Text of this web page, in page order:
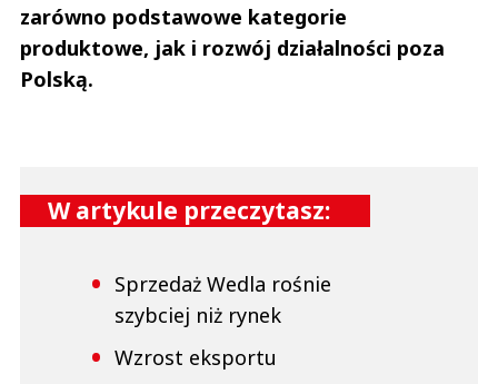
zarówno podstawowe kategorie
produktowe, jak i rozwój działalności poza
Polską.
W artykule przeczytasz:
Sprzedaż Wedla rośnie
szybciej niż rynek
Wzrost eksportu